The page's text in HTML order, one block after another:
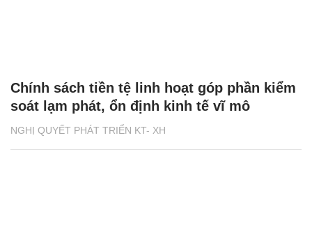
NGHỊ QUYẾT PHÁT TRIỂN KT- XH
Chính sách tiền tệ linh hoạt góp phần kiểm
soát lạm phát, ổn định kinh tế vĩ mô